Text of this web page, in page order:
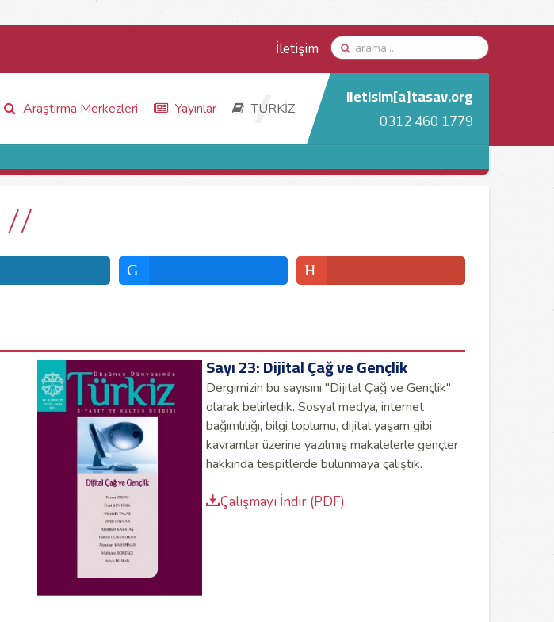
İletişim
Araştırma Merkezleri Yayınlar TÜRKİZ iletisim[a]tasav.org
0312 460 1779
Sayı 23: Dijital Çağ ve Gençlik
Dergimizin bu sayısını "Dijital Çağ ve Gençlik"
olarak belirledik. Sosyal medya, internet
bağımlılığı, bilgi toplumu, dijital yaşam gibi
kavramlar üzerine yazılmış makalelerle gençler
hakkında tespitlerde bulunmaya çalıştık.
Çalışmayı İndir (PDF)